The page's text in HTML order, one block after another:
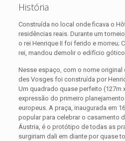
História
Construída no local onde ficava o
residências reais. Durante um
o rei Henrique II foi ferido e morreu;
rei, mandou demolir o edifício
Nesse espaço, com o nome original
des Vosges foi construída por
Um quadrado quase perfeito (127m
expressão do primeiro
europeus. A praça, inaugurada em
popular para celebrar o casamento
Áustria, é o protótipo de todas as
surgiriam dali em diante por quase